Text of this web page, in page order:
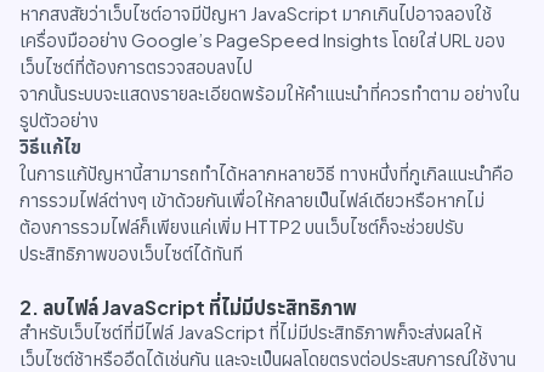
หากสงสัยว่าเว็บไซต์อาจมีปัญหา JavaScript มากเกินไปอาจลองใช้
เครื่องมืออย่าง Google’s PageSpeed Insights โดยใส่ URL ของ
เว็บไซต์ที่ต้องการตรวจสอบลงไป
จากนั้นระบบจะแสดงรายละเอียดพร้อมให้คำแนะนำที่ควรทำตาม อย่างใน
รูปตัวอย่าง
วิธีแก้ไข
ในการแก้ปัญหานี้สามารถทำได้หลากหลายวิธี ทางหนึ่งที่กูเกิลแนะนำคือ
การรวมไฟล์ต่างๆ เข้าด้วยกันเพื่อให้กลายเป็นไฟล์เดียวหรือหากไม่
ต้องการรวมไฟล์ก็เพียงแค่เพิ่ม HTTP2 บนเว็บไซต์ก็จะช่วยปรับ
ประสิทธิภาพของเว็บไซต์ได้ทันที
2. ลบไฟล์ JavaScript ที่ไม่มีประสิทธิภาพ
สำหรับเว็บไซต์ที่มีไฟล์ JavaScript ที่ไม่มีประสิทธิภาพก็จะส่งผลให้
เว็บไซต์ช้าหรืออืดได้เช่นกัน และจะเป็นผลโดยตรงต่อประสบการณ์ใช้งาน